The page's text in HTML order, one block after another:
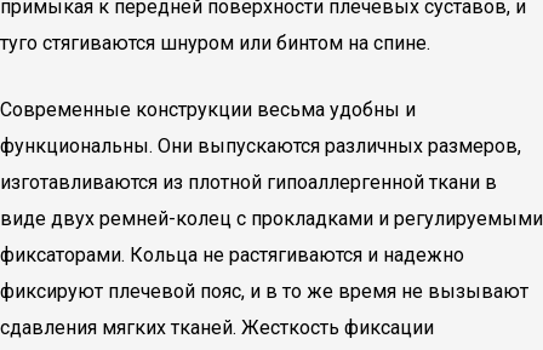
примыкая к передней поверхности плечевых суставов, и
туго стягиваются шнуром или бинтом на спине.
Современные конструкции весьма удобны и
функциональны. Они выпускаются различных размеров,
изготавливаются из плотной гипоаллергенной ткани в
виде двух ремней-колец с прокладками и регулируемыми
фиксаторами. Кольца не растягиваются и надежно
фиксируют плечевой пояс, и в то же время не вызывают
сдавления мягких тканей. Жесткость фиксации